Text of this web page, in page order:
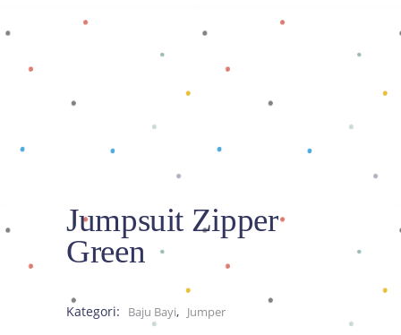
Jumpsuit Zipper
Green
Kategori: Baju Bayi, Jumper